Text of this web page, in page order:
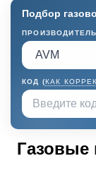
Подбор
ПРОИЗВОДИТЕЛЬ
КОД (КАК
Газовые